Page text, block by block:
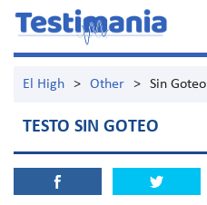
El High > Other > Sin Goteo
TESTO SIN GOTEO